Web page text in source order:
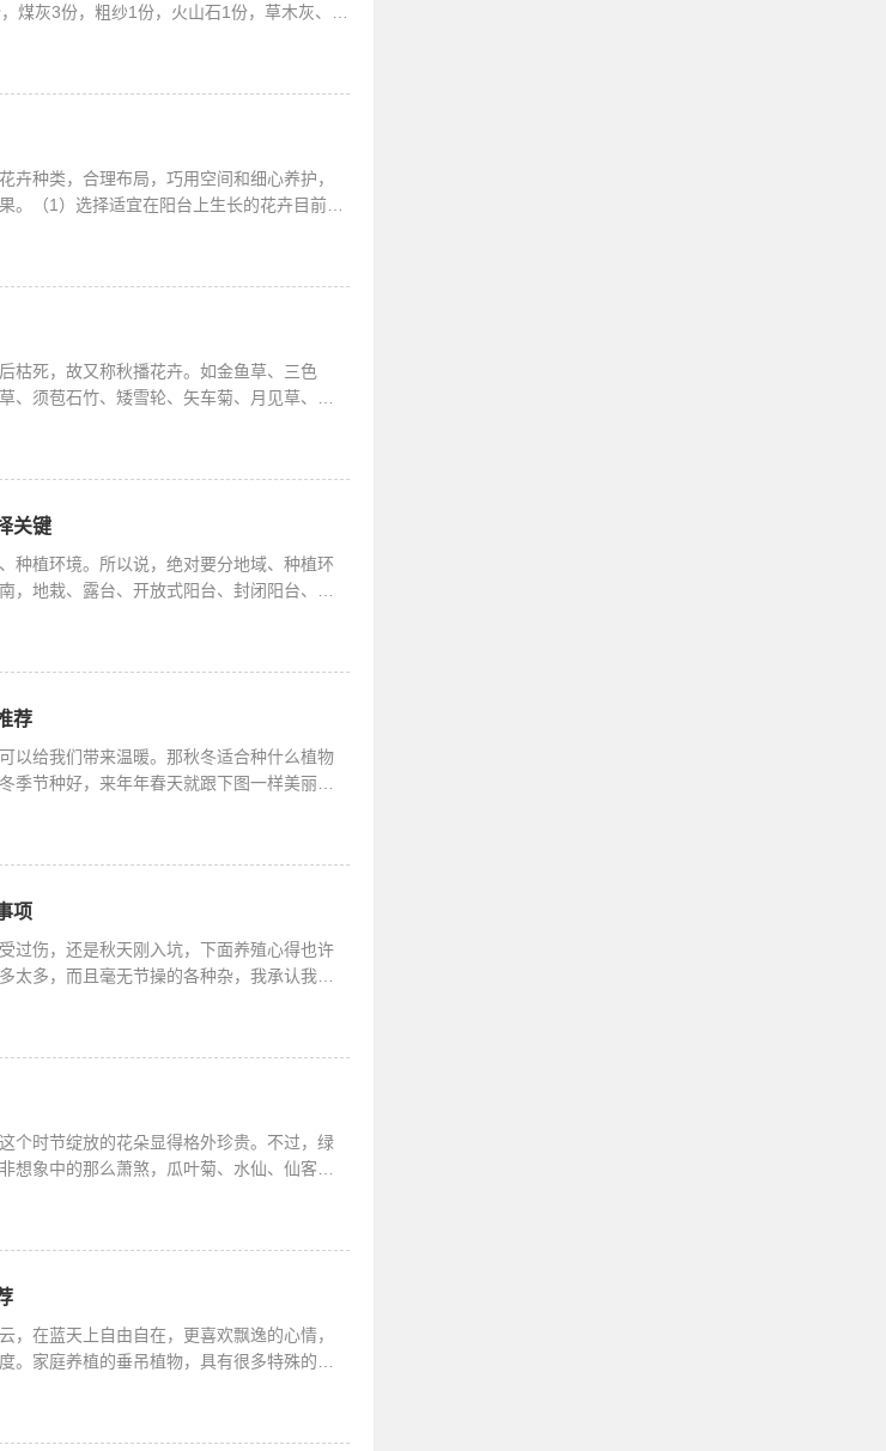
煤灰3份，粗纱1份，火山石1份，草木灰、碳
卉种类，合理布局，巧用空间和细心养护，
。（1）选择适宜在阳台上生长的花卉目前我
枯死，故又称秋播花卉。如金鱼草、三色
、须苞石竹、矮雪轮、矢车菊、月见草、小
关键
种植环境。所以说，绝对要分地域、种植环
，地栽、露台、开放式阳台、封闭阳台、室
荐
以给我们带来温暖。那秋冬适合种什么植物
季节种好，来年年春天就跟下图一样美丽欧
项
过伤，还是秋天刚入坑，下面养殖心得也许
太多，而且毫无节操的各种杂，我承认我是
个时节绽放的花朵显得格外珍贵。不过，绿
想象中的那么萧煞，瓜叶菊、水仙、仙客
，在蓝天上自由自在，更喜欢飘逸的心情，
。家庭养植的垂吊植物，具有很多特殊的优